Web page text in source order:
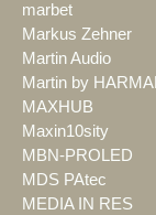
marbet
Markus Zehner
Martin Audio
Martin by
MAXHUB
Maxin10sity
MBN-PROLED
MDS PAtec
MEDIA IN RES